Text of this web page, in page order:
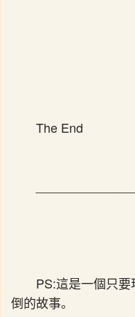
The End
PS:這是一個只
倒的故事。